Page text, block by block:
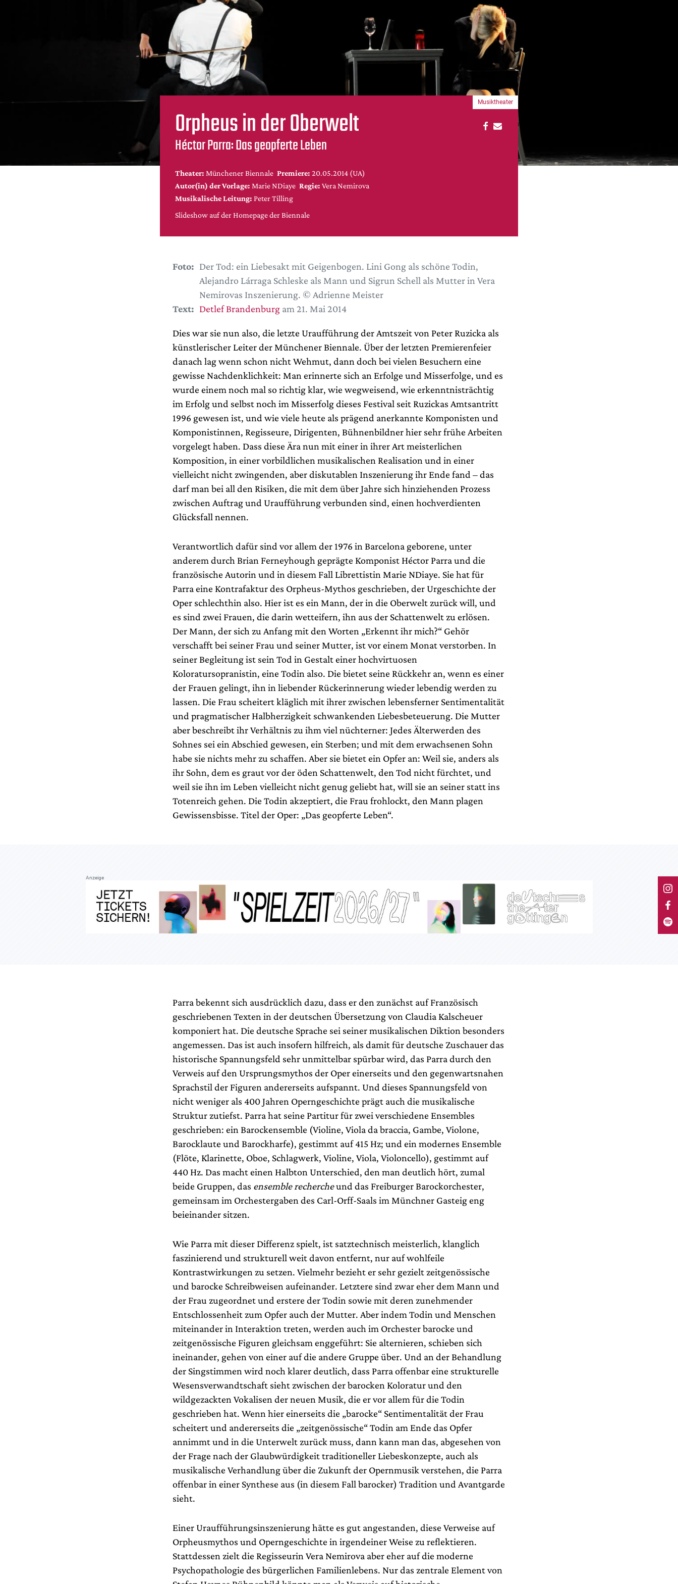
Orpheus in der Oberwelt
Héctor Parra: Das geopferte Leben
Theater: Münchener Biennale Premiere: 20.05.2014 (UA)
Autor(in) der Vorlage: Marie NDiaye Regie: Vera Nemirova
Musikalische Leitung: Peter Tilling
Slideshow auf der Homepage der Biennale
Musiktheater
Foto: Der Tod: ein Liebesakt mit Geigenbogen. Lini Gong als schöne Todin,
Alejandro Lárraga Schleske als Mann und Sigrun Schell als Mutter in Vera
Nemirovas Inszenierung. © Adrienne Meister
Text: Detlef Brandenburgam 21. Mai 2014
Dies war sie nun also, die letzte Uraufführung der Amtszeit von Peter Ruzicka als
künstlerischer Leiter der Münchener Biennale. Über der letzten Premierenfeier
danach lag wenn schon nicht Wehmut, dann doch bei vielen Besuchern eine
gewisse Nachdenklichkeit: Man erinnerte sich an Erfolge und Misserfolge, und es
wurde einem noch mal so richtig klar, wie wegweisend, wie erkenntnisträchtig
im Erfolg und selbst noch im Misserfolg dieses Festival seit Ruzickas Amtsantritt
1996 gewesen ist, und wie viele heute als prägend anerkannte Komponisten und
Komponistinnen, Regisseure, Dirigenten, Bühnenbildner hier sehr frühe Arbeiten
vorgelegt haben. Dass diese Ära nun mit einer in ihrer Art meisterlichen
Komposition, in einer vorbildlichen musikalischen Realisation und in einer
vielleicht nicht zwingenden, aber diskutablen Inszenierung ihr Ende fand – das
darf man bei all den Risiken, die mit dem über Jahre sich hinziehenden Prozess
zwischen Auftrag und Uraufführung verbunden sind, einen hochverdienten
Glücksfall nennen.
Verantwortlich dafür sind vor allem der 1976 in Barcelona geborene, unter
anderem durch Brian Ferneyhough geprägte Komponist Héctor Parra und die
französische Autorin und in diesem Fall Librettistin Marie NDiaye. Sie hat für
Parra eine Kontrafaktur des Orpheus-Mythos geschrieben, der Urgeschichte der
Oper schlechthin also. Hier ist es ein Mann, der in die Oberwelt zurück will, und
es sind zwei Frauen, die darin wetteifern, ihn aus der Schattenwelt zu erlösen.
Der Mann, der sich zu Anfang mit den Worten „Erkennt ihr mich?“ Gehör
verschafft bei seiner Frau und seiner Mutter, ist vor einem Monat verstorben. In
seiner Begleitung ist sein Tod in Gestalt einer hochvirtuosen
Koloratursopranistin, eine Todin also. Die bietet seine Rückkehr an, wenn es einer
der Frauen gelingt, ihn in liebender Rückerinnerung wieder lebendig werden zu
lassen. Die Frau scheitert kläglich mit ihrer zwischen lebensferner Sentimentalität
und pragmatischer Halbherzigkeit schwankenden Liebesbeteuerung. Die Mutter
aber beschreibt ihr Verhältnis zu ihm viel nüchterner: Jedes Älterwerden des
Sohnes sei ein Abschied gewesen, ein Sterben; und mit dem erwachsenen Sohn
habe sie nichts mehr zu schaffen. Aber sie bietet ein Opfer an: Weil sie, anders als
ihr Sohn, dem es graut vor der öden Schattenwelt, den Tod nicht fürchtet, und
weil sie ihn im Leben vielleicht nicht genug geliebt hat, will sie an seiner statt ins
Totenreich gehen. Die Todin akzeptiert, die Frau frohlockt, den Mann plagen
Gewissensbisse. Titel der Oper: „Das geopferte Leben“.
Anzeige
Parra bekennt sich ausdrücklich dazu, dass er den zunächst auf Französisch
geschriebenen Texten in der deutschen Übersetzung von Claudia Kalscheuer
komponiert hat. Die deutsche Sprache sei seiner musikalischen Diktion besonders
angemessen. Das ist auch insofern hilfreich, als damit für deutsche Zuschauer das
historische Spannungsfeld sehr unmittelbar spürbar wird, das Parra durch den
Verweis auf den Ursprungsmythos der Oper einerseits und den gegenwartsnahen
Sprachstil der Figuren andererseits aufspannt. Und dieses Spannungsfeld von
nicht weniger als 400 Jahren Operngeschichte prägt auch die musikalische
Struktur zutiefst. Parra hat seine Partitur für zwei verschiedene Ensembles
geschrieben: ein Barockensemble (Violine, Viola da braccia, Gambe, Violone,
Barocklaute und Barockharfe), gestimmt auf 415 Hz; und ein modernes Ensemble
(Flöte, Klarinette, Oboe, Schlagwerk, Violine, Viola, Violoncello), gestimmt auf
440 Hz. Das macht einen Halbton Unterschied, den man deutlich hört, zumal
beide Gruppen, das ensemble rechercheund das Freiburger Barockorchester,
gemeinsam im Orchestergaben des Carl-Orff-Saals im Münchner Gasteig eng
beieinander sitzen.
Wie Parra mit dieser Differenz spielt, ist satztechnisch meisterlich, klanglich
faszinierend und strukturell weit davon entfernt, nur auf wohlfeile
Kontrastwirkungen zu setzen. Vielmehr bezieht er sehr gezielt zeitgenössische
und barocke Schreibweisen aufeinander. Letztere sind zwar eher dem Mann und
der Frau zugeordnet und erstere der Todin sowie mit deren zunehmender
Entschlossenheit zum Opfer auch der Mutter. Aber indem Todin und Menschen
miteinander in Interaktion treten, werden auch im Orchester barocke und
zeitgenössische Figuren gleichsam enggeführt: Sie alternieren, schieben sich
ineinander, gehen von einer auf die andere Gruppe über. Und an der Behandlung
der Singstimmen wird noch klarer deutlich, dass Parra offenbar eine strukturelle
Wesensverwandtschaft sieht zwischen der barocken Koloratur und den
wildgezackten Vokalisen der neuen Musik, die er vor allem für die Todin
geschrieben hat. Wenn hier einerseits die „barocke“ Sentimentalität der Frau
scheitert und andererseits die „zeitgenössische“ Todin am Ende das Opfer
annimmt und in die Unterwelt zurück muss, dann kann man das, abgesehen von
der Frage nach der Glaubwürdigkeit traditioneller Liebeskonzepte, auch als
musikalische Verhandlung über die Zukunft der Opernmusik verstehen, die Parra
offenbar in einer Synthese aus (in diesem Fall barocker) Tradition und Avantgarde
sieht.
Einer Uraufführungsinszenierung hätte es gut angestanden, diese Verweise auf
Orpheusmythos und Operngeschichte in irgendeiner Weise zu reflektieren.
Stattdessen zielt die Regisseurin Vera Nemirova aber eher auf die moderne
Psychopathologie des bürgerlichen Familienlebens. Nur das zentrale Element von